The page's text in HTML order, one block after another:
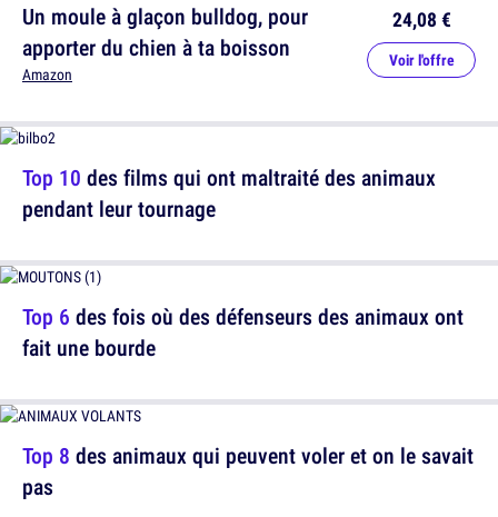
Un moule à glaçon bulldog, pour
apporter du chien à ta boisson
Amazon
24,08 €
Voir l'offre
Top 6 des fois où des défenseurs des animaux ont
fait une bourde
Top 10 des films qui ont maltraité des animaux
pendant leur tournage
Top 8 des animaux qui peuvent voler et on le savait
pas